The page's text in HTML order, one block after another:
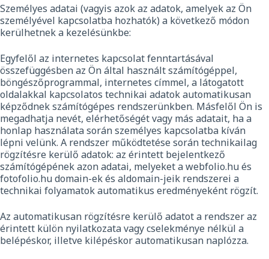
Személyes adatai (vagyis azok az adatok, amelyek az Ön
személyével kapcsolatba hozhatók) a következő módon
kerülhetnek a kezelésünkbe:
Egyfelől az internetes kapcsolat fenntartásával
összefüggésben az Ön által használt számítógéppel,
böngészőprogrammal, internetes címmel, a látogatott
oldalakkal kapcsolatos technikai adatok automatikusan
képződnek számítógépes rendszerünkben. Másfelől Ön is
megadhatja nevét, elérhetőségét vagy más adatait, ha a
honlap használata során személyes kapcsolatba kíván
lépni velünk. A rendszer működtetése során technikailag
rögzítésre kerülő adatok: az érintett bejelentkező
számítógépének azon adatai, melyeket a webfolio.hu és
fotofolio.hu domain-ek és aldomain-jeik rendszerei a
technikai folyamatok automatikus eredményeként rögzít.
Az automatikusan rögzítésre kerülő adatot a rendszer az
érintett külön nyilatkozata vagy cselekménye nélkül a
belépéskor, illetve kilépéskor automatikusan naplózza.